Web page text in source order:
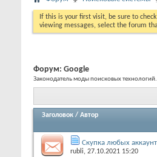
If this is your first visit, be sure to
viewing messages, select the forum
Форум: Google
Законодатель моды поисковых технологий.
Заголовок / Автор
Скупка любых
rubli, 27.10.2021 15:20